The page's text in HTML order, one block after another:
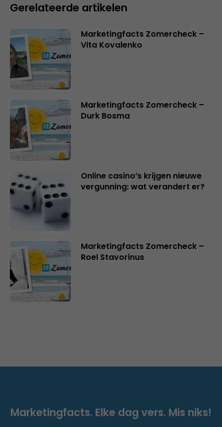
Gerelateerde artikelen
Marketingfacts Zomercheck –
Vita Kovalenko
Marketingfacts Zomercheck –
Durk Bosma
Online casino’s krijgen nieuwe
vergunning: wat verandert er?
Marketingfacts Zomercheck –
Roel Stavorinus
Marketingfacts. Elke dag vers. Mis niks!